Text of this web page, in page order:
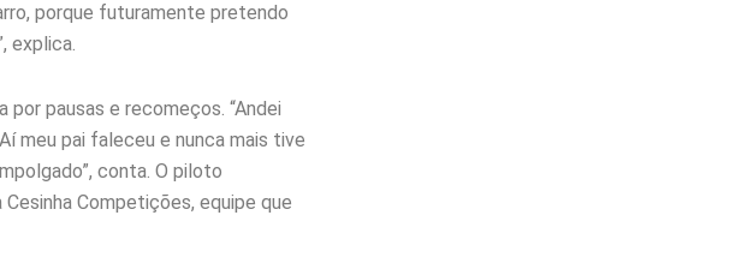
porque futuramente pretendo
explica.
pausas e recomeços. “Andei
meu pai faleceu e nunca mais tive
conta. O piloto
Competições, equipe que